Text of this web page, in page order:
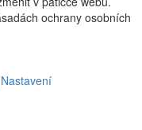
ochrany osobních
Nastavení